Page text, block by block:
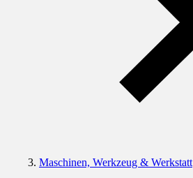
Maschinen, Werkzeug & Werkstatt